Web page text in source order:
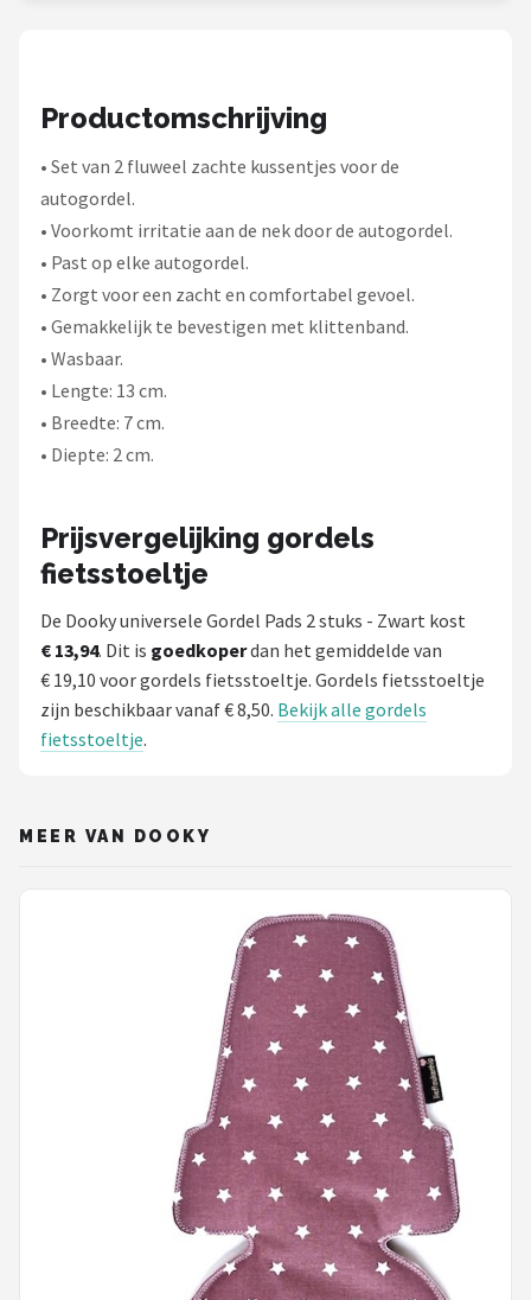
Alle merken →
Productomschrijving
• Set van 2 fluweel zachte kussentjes voor de
autogordel.
• Voorkomt irritatie aan de nek door de autogordel.
• Past op elke autogordel.
• Zorgt voor een zacht en comfortabel gevoel.
• Gemakkelijk te bevestigen met klittenband.
• Wasbaar.
• Lengte: 13 cm.
• Breedte: 7 cm.
• Diepte: 2 cm.
Prijsvergelijking gordels
fietsstoeltje
De Dooky universele Gordel Pads 2 stuks - Zwart kost
€ 13,94. Dit is goedkoperdan het gemiddelde van
€ 19,10 voor gordels fietsstoeltje. Gordels fietsstoeltje
zijn beschikbaar vanaf € 8,50. Bekijk alle gordels
fietsstoeltje.
MEER VAN DOOKY